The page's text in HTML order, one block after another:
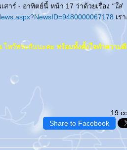
าร์ - อาทิตย์นี้ หน้า 17 ว่าด้วยเรื่อง "ใส่
เร
หว้พระกันนะคะ พร้อมทั้งตั้งใจทำความ
19
Share to Facebook